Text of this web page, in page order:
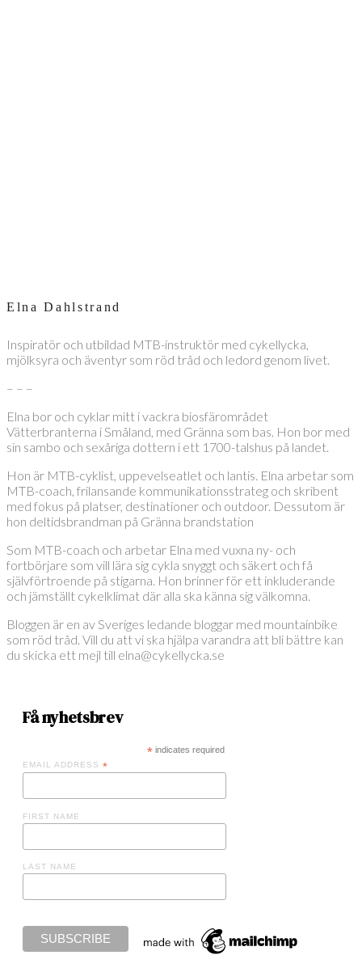
Elna Dahlstrand
Inspiratör och utbildad MTB-instruktör med cykellycka,
mjölksyra och äventyr som röd tråd och ledord genom livet.
– – –
Elna bor och cyklar mitt i vackra biosfärområdet
Vätterbranterna i Småland, med Gränna som bas. Hon bor med
sin sambo och sexåriga dottern i ett 1700-talshus på landet.
Hon är MTB-cyklist, uppevelseatlet och lantis. Elna arbetar som
MTB-coach, frilansande kommunikationsstrateg och skribent
med fokus på platser, destinationer och outdoor. Dessutom är
hon deltidsbrandman på Gränna brandstation
Som MTB-coach och arbetar Elna med vuxna ny- och
fortbörjare som vill lära sig cykla snyggt och säkert och få
självförtroende på stigarna. Hon brinner för ett inkluderande
och jämställt cykelklimat där alla ska känna sig välkomna.
Bloggen är en av Sveriges ledande bloggar med mountainbike
som röd tråd. Vill du att vi ska hjälpa varandra att bli bättre kan
du skicka ett mejl till elna@cykellycka.se
Få nyhetsbrev
*indicates required
EMAIL ADDRESS *
FIRST NAME
LAST NAME